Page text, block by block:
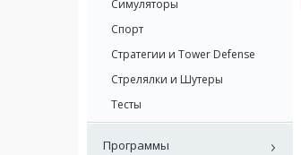
Симуляторы
Спорт
Стратегии и Tower Defense
Стрелялки и Шутеры
Тесты
Программы